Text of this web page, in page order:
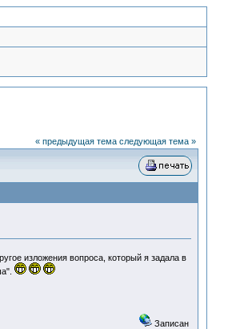
« предыдущая тема следующая тема »
изложения вопроса, который я задала в
Записан